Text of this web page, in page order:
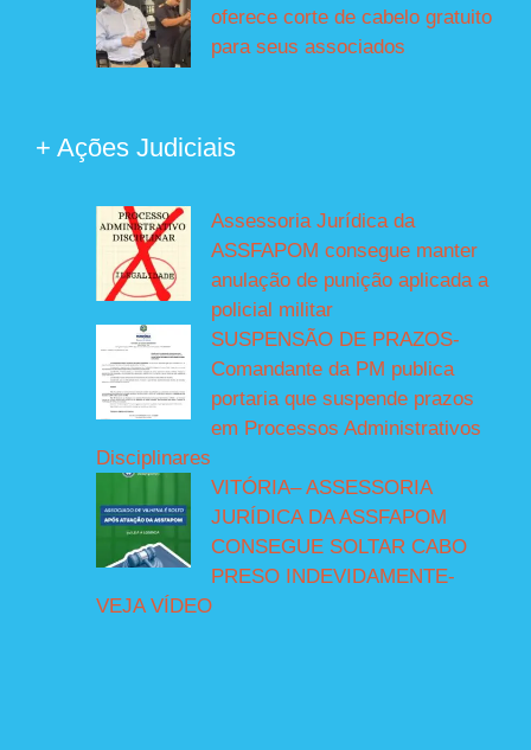
oferece corte de cabelo gratuito
para seus associados
+ Ações Judiciais
Assessoria Jurídica da
ASSFAPOM consegue manter
anulação de punição aplicada a
policial militar
SUSPENSÃO DE PRAZOS-
Comandante da PM publica
portaria que suspende prazos
em Processos Administrativos
Disciplinares
VITÓRIA– ASSESSORIA
JURÍDICA DA ASSFAPOM
CONSEGUE SOLTAR CABO
PRESO INDEVIDAMENTE-
VEJA VÍDEO